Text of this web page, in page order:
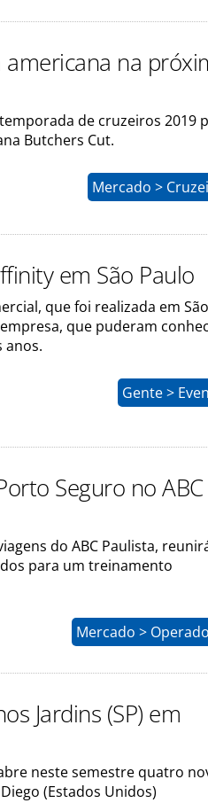
americana na
de cruzeiros 2019
Butchers Cut.
Mercado >
em São Paulo
que foi realizada em São
que puderam
anos.
Gente >
Seguro no ABC
do ABC Paulista,
para um treinamento
Mercado >
Jardins (SP) em
neste semestre quatro
(Estados Unidos)